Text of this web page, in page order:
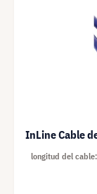
InLine Cable
longitud del cable